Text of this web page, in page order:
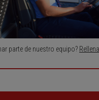
parte de nuestro equipo?